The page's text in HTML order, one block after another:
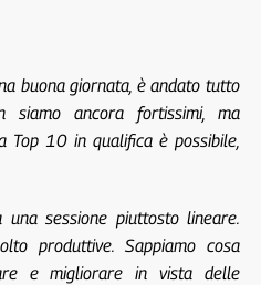
buona giornata, è andato tutto
siamo ancora fortissimi, ma
Top 10 in qualifica è possibile,
una sessione piuttosto lineare.
produttive. Sappiamo cosa
e migliorare in vista delle